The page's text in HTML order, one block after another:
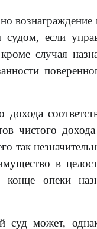
если
случая
чистого
так
в
опеки
суд может,